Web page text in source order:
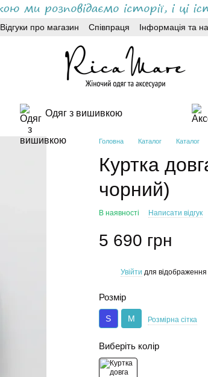
Відгуки про магазин Співпраця Інформація та
Одяг з вишивкою
Головна Каталог Каталог
Куртка
чорний)
В наявності Написати відгук
5 690 грн
Увійти для відображення
Розмір
S M Розмірна сітка
Виберіть колір